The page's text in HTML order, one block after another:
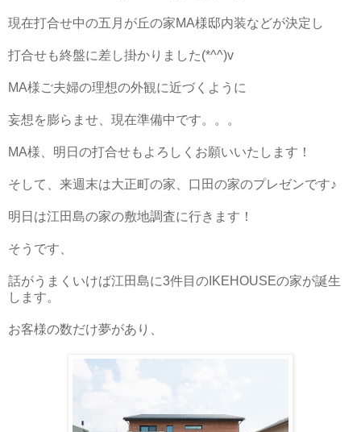
現在打合せ中の五月が丘の家MA様邸内装などが決定し
打合せも終盤に差し掛かりました(*^^)v
MA様ご夫婦の理想の外観に近づくように
妄想を膨らませ、現在準備中です。。。
MA様、明日の打合せもよろしくお願いいたします！
そして、来週末は大正町の家、口田の家のプレゼンです♪
明日は江田島の家の敷地調査に行きます！
そうです、
話がうまくいけば江田島に3件目のIKEHOUSEの家が誕生
します。
お客様の数だけ夢があり、